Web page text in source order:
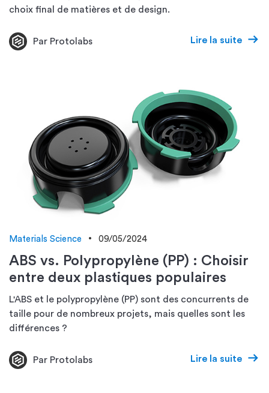
choix final de matières et de design.
Par Protolabs Lire la suite
Materials Science 09/05/2024
ABS vs. Polypropylène (PP) : Choisir
entre deux plastiques populaires
L'ABS et le polypropylène (PP) sont des concurrents de
taille pour de nombreux projets, mais quelles sont les
différences ?
Par Protolabs Lire la suite